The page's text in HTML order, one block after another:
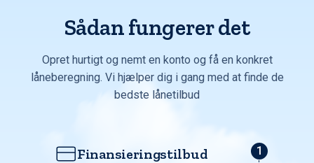
Sådan fungerer det
Opret hurtigt og nemt en konto og få en konkret
låneberegning. Vi hjælper dig i gang med at finde de
bedste lånetilbud
Finansieringstilbud